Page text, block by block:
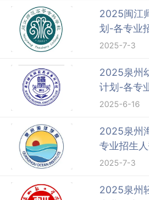
2025闽江
划-各专业
2025-7-3
2025泉州
计划-各专
2025-6-16
2025泉州
专业招生
2025-7-3
2025泉州